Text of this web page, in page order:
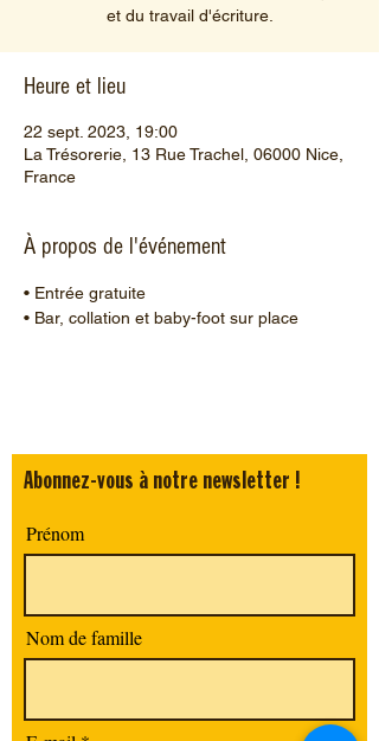
et du travail d'écriture.
Heure et lieu
22 sept. 2023, 19:00
La Trésorerie, 13 Rue Trachel, 06000 Nice,
France
À propos de l'événement
• Entrée gratuite
• Bar, collation et baby-foot sur place
Abonnez-vous à notre newsletter !
Prénom
Nom de famille